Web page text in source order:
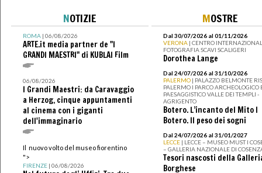
NOTIZIE
ROMA| 06/08/2026
ARTE.it media partner de "I
GRANDI MAESTRI" di KUBLAI Film
06/08/2026
I Grandi Maestri: da Caravaggio
a Herzog, cinque appuntamenti
al cinema con i giganti
dell'immaginario
Il nuovo volto del museo fiorentino
">
FIRENZE| 06/08/2026
MOSTRE
Dal 30/07/2026 al 01/11/2026
VERONA | CENTRO
FOTOGRAFIA SCAVI SCALIGERI
Dorothea Lange
Dal 24/07/2026 al 31/10/2026
PALERMO | PALAZZO BELMONTE
PALERMO I PARCO ARCHEOLOGICO
PAESAGGISTICO VALLE DEI TEMPLI -
AGRIGENTO
Botero. L’incanto del Mito I
Botero. Il peso dei sogni
Dal 24/07/2026 al 31/01/2027
LECCE | LECCE – MUSEO MUST I
– GALLERIA NAZIONALE DI
Tesori nascosti della
Borghese